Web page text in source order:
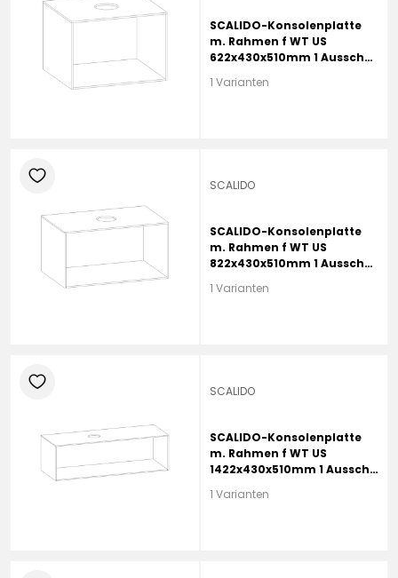
SCALIDO-Konsolenplatte
m. Rahmen f WT US
622x430x510mm 1 Ausschn
1 Varianten
heart
SCALIDO
SCALIDO-Konsolenplatte
m. Rahmen f WT US
822x430x510mm 1 Ausschn
1 Varianten
heart
SCALIDO
SCALIDO-Konsolenplatte
m. Rahmen f WT US
1422x430x510mm 1 Ausschn
1 Varianten